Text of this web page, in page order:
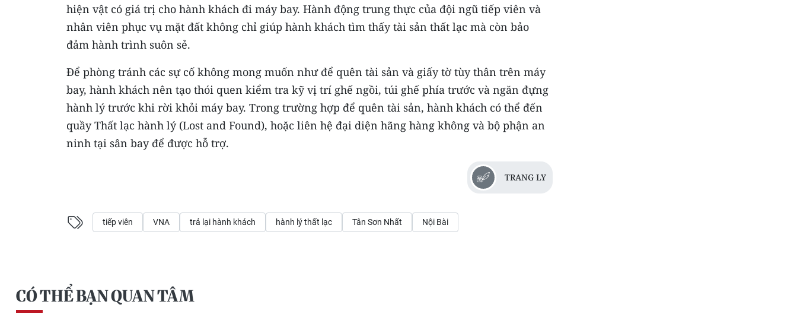
hiện vật có giá trị cho hành khách đi máy bay. Hành động trung thực của đội ngũ tiếp viên và
nhân viên phục vụ mặt đất không chỉ giúp hành khách tìm thấy tài sản thất lạc mà còn bảo
đảm hành trình suôn sẻ.
Để phòng tránh các sự cố không mong muốn như để quên tài sản và giấy tờ tùy thân trên máy
bay, hành khách nên tạo thói quen kiểm tra kỹ vị trí ghế ngồi, túi ghế phía trước và ngăn đựng
hành lý trước khi rời khỏi máy bay. Trong trường hợp để quên tài sản, hành khách có thể đến
quầy Thất lạc hành lý (Lost and Found), hoặc liên hệ đại diện hãng hàng không và bộ phận an
ninh tại sân bay để được hỗ trợ.
TRANG LY
tiếp viên VNA trả lại hành khách hành lý thất lạc Tân Sơn Nhất Nội Bài
CÓ THỂ BẠN QUAN TÂM